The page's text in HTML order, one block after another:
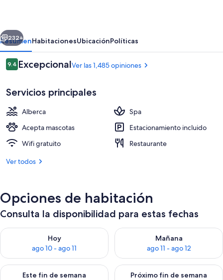
2 restaurantes; se sirven desayunos,
Siguiente
232+
ResumenHabitacionesUbicaciónPolíticas
Opiniones
9.49.4 de 10,
ExcepcionalVer las 1,485 opiniones
Servicios principales
Alberca
Spa
Acepta mascotas
Estacionamiento incluido
Wifi gratuito
Restaurante
Ver todos
Opciones de habitación
Consulta la disponibilidad para estas fechas
Hoy
ago 10 - ago 11
Consulta la disponibilidad para hoy ago 10 - ago 11
Mañana
ago 11 - ago 12
Consulta la disponibilidad
Este fin de semana
Consulta la disponibilidad para este fin de semana ago 14 -
Próximo fin de semana
Consulta la disponibilidad